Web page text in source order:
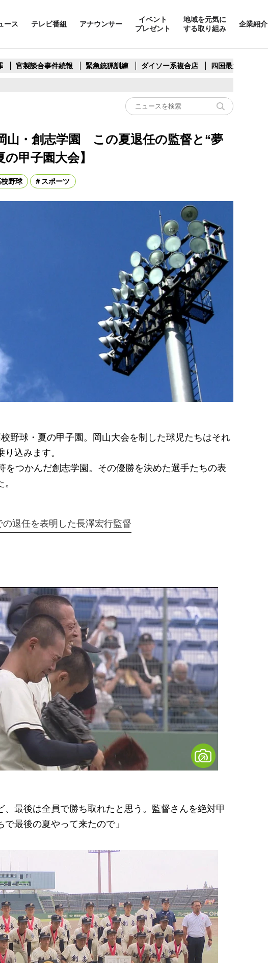
ース テレビ番組 アナウンサー
イベント
プレゼント
地域を元気に
する取り組み
企業紹介
官製談合事件続報 緊急銃猟訓練 ダイソー系複合店 四国最大スリコ
山・創志学園 この夏退任の監督と“夢
甲子園大会】
野球 スポーツ
野球・夏の甲子園。岡山大会を制した球児たちはそれ
込みます。
つかんだ創志学園。その優勝を決めた選手たちの表
の退任を表明した長澤宏行監督
、最後は全員で勝ち取れたと思う。監督さんを絶対甲
最後の夏やって来たので」